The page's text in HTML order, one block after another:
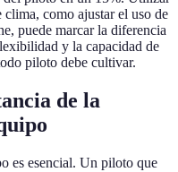
clima, como ajustar el uso de
puede marcar la diferencia
y la capacidad de
piloto debe cultivar.
de la
es esencial. Un piloto que